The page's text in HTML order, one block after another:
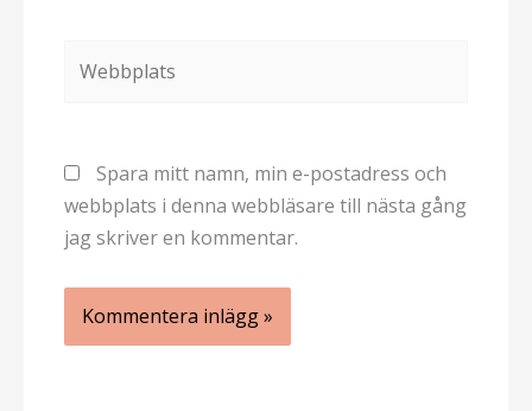
Spara mitt namn, min e-postadress och
webbplats i denna webbläsare till nästa gång
jag skriver en kommentar.